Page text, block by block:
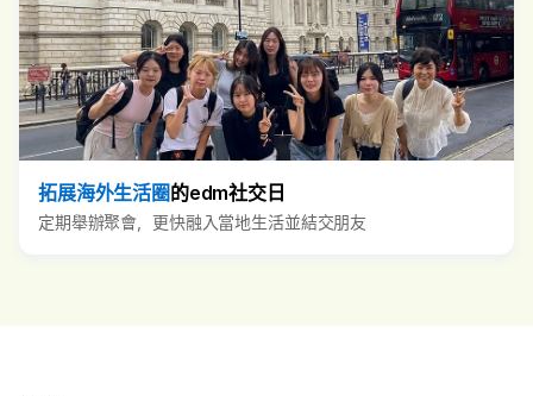
拓展海外生活圈的edm社交日
定期舉辦聚會，更快融入當地生活並結交朋友